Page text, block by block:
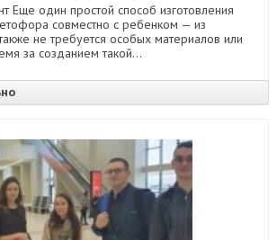
Еще один простой способ изготовления
совместно с ребенком — из
не требуется особых материалов или
за созданием такой...